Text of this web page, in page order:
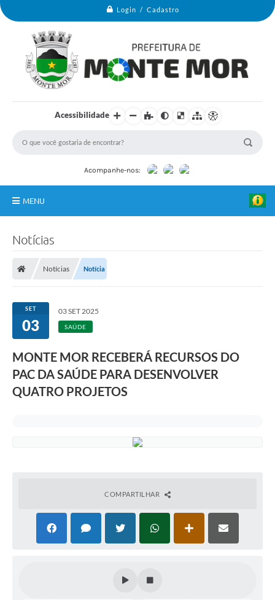
Login / Cadastro
Acessibilidade
Acompanhe-nos:
MENU
Portal do Cidadão
Links Úteis
A Prefeitura
Ouvidoria
Carta de Serviços
Notícias
Notícias Notícia
SET
03
03 SET 2025
SAÚDE
MONTE MOR RECEBERÁ RECURSOS DO
PAC DA SAÚDE PARA DESENVOLVER
QUATRO PROJETOS
COMPARTILHAR